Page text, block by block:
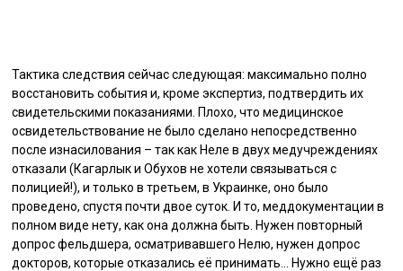
Тактика следствия сейчас следующая: максимально полно
восстановить события и, кроме экспертиз, подтвердить их
свидетельскими показаниями. Плохо, что медицинское
освидетельствование не было сделано непосредственно
после изнасилования – так как Неле в двух медучреждениях
отказали (Кагарлык и Обухов не хотели связываться с
полицией!), и только в третьем, в Украинке, оно было
проведено, спустя почти двое суток. И то, меддокументации в
полном виде нету, как она должна быть. Нужен повторный
допрос фельдшера, осматривавшего Нелю, нужен допрос
докторов, которые отказались её принимать… Нужно ещё раз